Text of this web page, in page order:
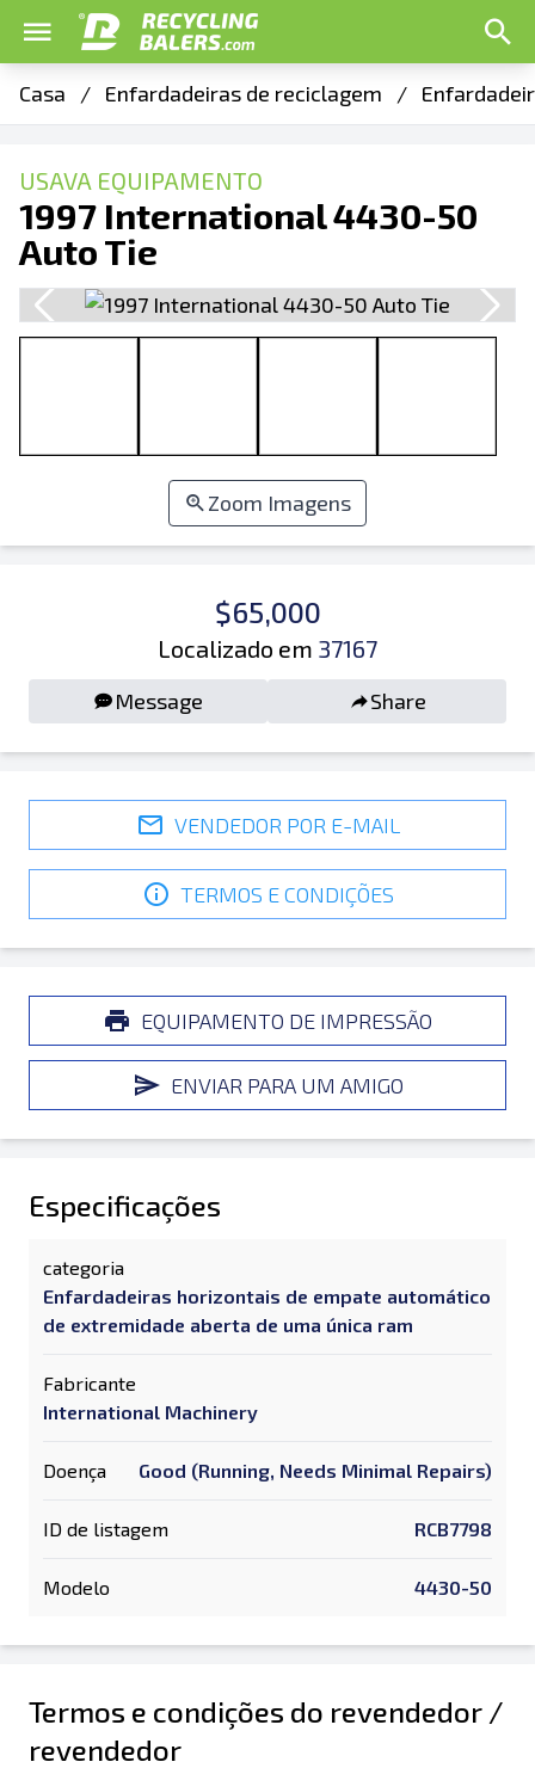
Casa / Enfardadeiras de reciclagem /
USAVA EQUIPAMENTO
1997 International 4430-50
Auto Tie
Zoom Imagens
$65,000
Localizado em 37167
Message Share
VENDEDOR POR E-MAIL
TERMOS E CONDIÇÕES
EQUIPAMENTO DE IMPRESSÃO
ENVIAR PARA UM AMIGO
Especificações
categoria
Enfardadeiras horizontais de empate automático
de extremidade aberta de uma única ram
Fabricante
International Machinery
Doença Good (Running, Needs Minimal Repairs)
ID de listagem RCB7798
Modelo 4430-50
Termos e condições do revendedor /
revendedor